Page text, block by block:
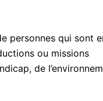
personnes qui sont
ou missions
de